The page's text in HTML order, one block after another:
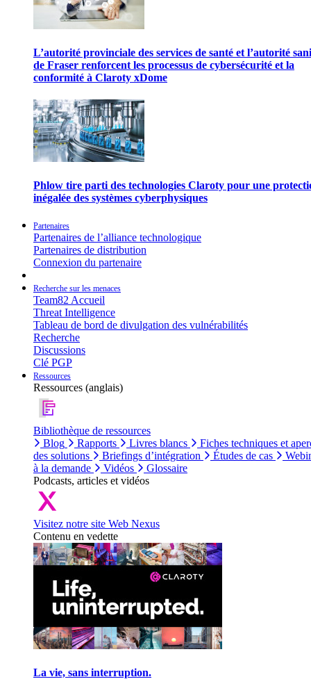
L’autorité provinciale des services de santé et l’autorité
de Fraser renforcent les processus de cybersécurité et la
conformité à Claroty xDome
Phlow tire parti des technologies Claroty pour une
inégalée des systèmes cyberphysiques
Partenaires
Partenaires de l’alliance technologique
Partenaires de distribution
Connexion du partenaire
Recherche sur les menaces
Team82 Accueil
Threat Intelligence
Tableau de bord de divulgation des vulnérabilités
Recherche
Discussions
Clé PGP
Ressources
Ressources (anglais)
Bibliothèque de ressources
Blog
Rapports Livres blancs
Fiches techniques et
des solutions
Briefings d’intégration Études de cas
à la demande
Vidéos
Glossaire
Podcasts, articles et vidéos
Visitez notre site Web Nexus
Contenu en vedette
La vie, sans interruption.